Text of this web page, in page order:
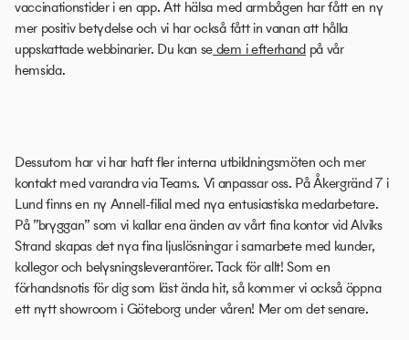
vaccinationstider i en app. Att hälsa med armbågen har fått en ny
mer positiv betydelse och vi har också fått in vanan att hålla
uppskattade webbinarier. Du kan sedem i efterhand på vår
hemsida.
Dessutom har vi har haft fler interna utbildningsmöten och mer
kontakt med varandra via Teams. Vi anpassar oss. På Åkergränd 7 i
Lund finns en ny Annell-filial med nya entusiastiska medarbetare.
På ”bryggan” som vi kallar ena änden av vårt fina kontor vid Alviks
Strand skapas det nya fina ljuslösningar i samarbete med kunder,
kollegor och belysningsleverantörer. Tack för allt! Som en
förhandsnotis för dig som läst ända hit, så kommer vi också öppna
ett nytt showroom i Göteborg under våren! Mer om det senare.